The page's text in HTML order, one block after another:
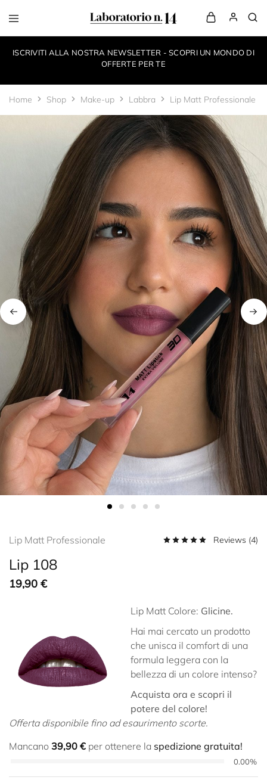
LaboratorioN14
your
make-
ISCRIVITI ALLA NOSTRA NEWSLETTER - SCOPRI UN MONDO DI
OFFERTE PER TE
Home Shop Make-up Labbra Lip Matt Professionale
Lip Matt Professionale Reviews (4)
Lip 108
19,90 €
Lip Matt Colore: Glicine.
Hai mai cercato un prodotto
che unisca il comfort di una
formula leggera con la
bellezza di un colore intenso?
Acquista ora e scopri il
potere del colore!
Offerta disponibile fino ad esaurimento scorte.
Mancano 39,90 € per ottenere la spedizione gratuita!
0.00%